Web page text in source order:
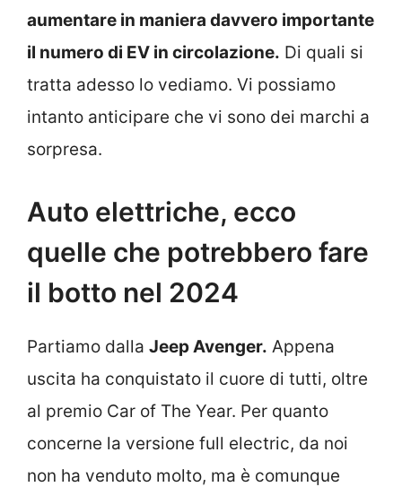
aumentare in maniera davvero importante
il numero di EV in circolazione. Di quali si
tratta adesso lo vediamo. Vi possiamo
intanto anticipare che vi sono dei marchi a
sorpresa.
Auto elettriche, ecco
quelle che potrebbero fare
il botto nel 2024
Partiamo dalla Jeep Avenger. Appena
uscita ha conquistato il cuore di tutti, oltre
al premio Car of The Year. Per quanto
concerne la versione full electric, da noi
non ha venduto molto, ma è comunque